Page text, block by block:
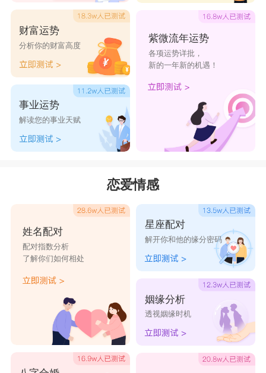
林梧 林之 林城
林桐 林世 林榆
林以 林杰 林忠
林坚 林杉
财富运势
分析你的财富高度
事业运势
解读您的事业天赋
紫微流年运势
各项运势详批，
新的一年新的机遇！
恋爱情感
姓名配对
配对指数分析
了解你们如何相处
星座配对
解开你和他的缘分密码
姻缘分析
透视姻缘时机